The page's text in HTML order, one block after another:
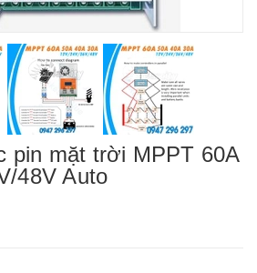
pin mặt trời MPPT 60A
48V Auto